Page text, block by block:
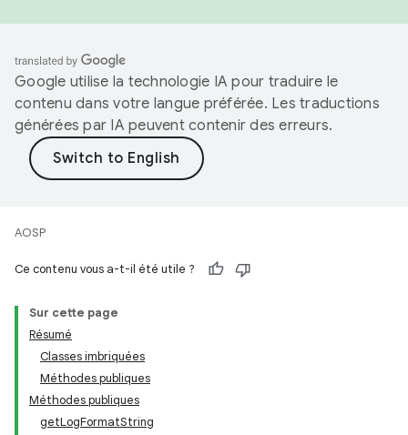
Google utilise la technologie IA pour traduire le
contenu dans votre langue préférée. Les traductions
générées par IA peuvent contenir des erreurs.
AOSP
Ce contenu vous a-t-il été utile ?
Sur cette page
Résumé
Classes imbriquées
Méthodes publiques
Méthodes publiques
getLogFormatString